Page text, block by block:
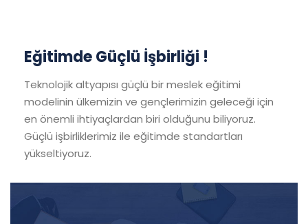
Eğitimde Güçlü İşbirliği !
Teknolojik altyapısı güçlü bir meslek eğitimi
modelinin ülkemizin ve gençlerimizin geleceği için
en önemli ihtiyaçlardan biri olduğunu biliyoruz.
Güçlü işbirliklerimiz ile eğitimde standartları
yükseltiyoruz.